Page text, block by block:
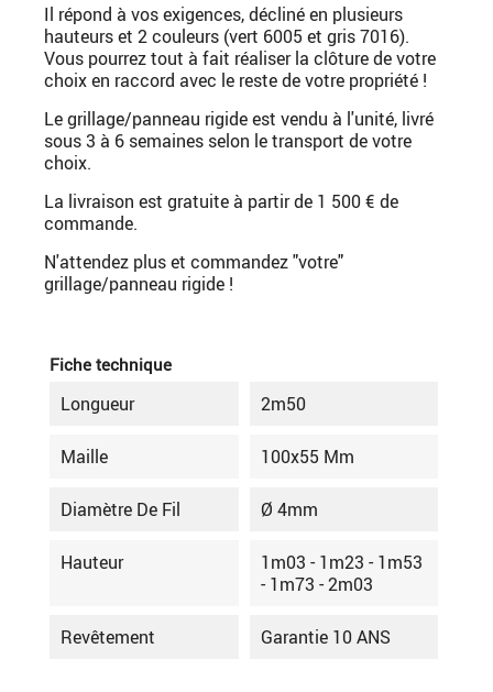
Il répond à vos exigences, décliné en plusieurs
hauteurs et 2 couleurs (vert 6005 et gris 7016).
Vous pourrez tout à fait réaliser la clôture de votre
choix en raccord avec le reste de votre propriété !
Le grillage/panneau rigide est vendu à l'unité, livré
sous 3 à 6 semaines selon le transport de votre
choix.
La livraison est gratuite à partir de 1 500 € de
commande.
N'attendez plus et commandez "votre"
grillage/panneau rigide !
Fiche technique
Longueur 2m50
Maille 100x55 Mm
Diamètre De Fil Ø 4mm
Hauteur
1m03 - 1m23 - 1m53
- 1m73 - 2m03
Revêtement Garantie 10 ANS